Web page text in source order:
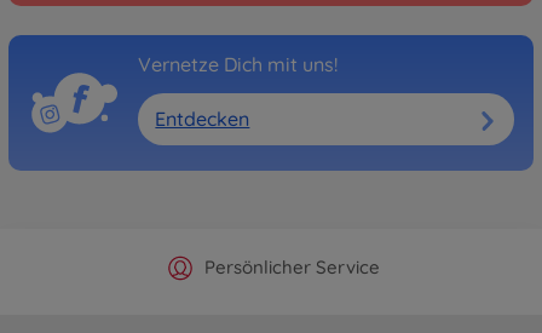
Vernetze Dich mit uns!
Entdecken
Offizieller Hersteller Shop
Persönlicher Service
Versandkostenfrei ab 25€
Schnelle Lieferung